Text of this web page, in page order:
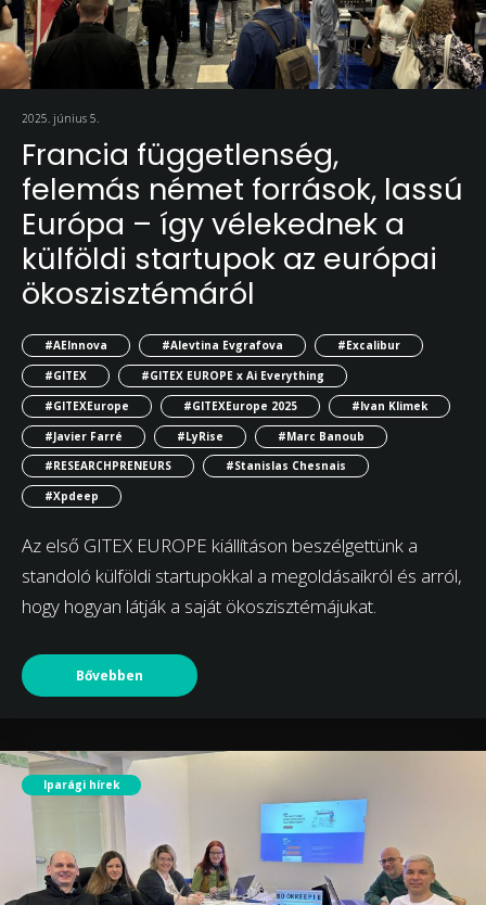
2025. június 5.
Francia függetlenség,
felemás német források, lassú
Európa – így vélekednek a
külföldi startupok az európai
ökoszisztémáról
#AEInnova #Alevtina Evgrafova
#Excalibur
#GITEX
#GITEX EUROPE x Ai Everything
#GITEXEurope
#GITEXEurope 2025
#Ivan Klimek
#Javier Farré
#LyRise
#Marc Banoub
#RESEARCHPRENEURS
#Stanislas Chesnais
#Xpdeep
Az első GITEX EUROPE kiállításon beszélgettünk a
standoló külföldi startupokkal a megoldásaikról és arról,
hogy hogyan látják a saját ökoszisztémájukat.
Bővebben
Iparági hírek